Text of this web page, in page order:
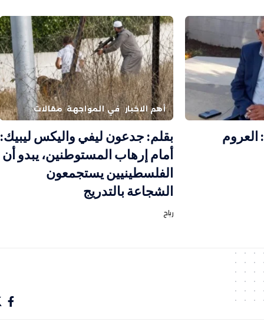
أهم الاخبار في المواجهة مقالات
بقلم: جدعون ليفي واليكس ليبيك:
أمام إرهاب المستوطنين، يبدو أن
الفلسطينيين يستجمعون
الشجاعة بالتدريج
رباح